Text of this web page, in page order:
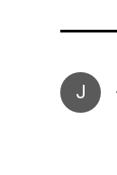
J